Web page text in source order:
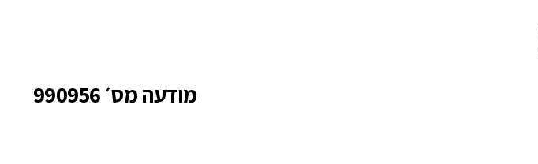
מודעה מס׳ 990956